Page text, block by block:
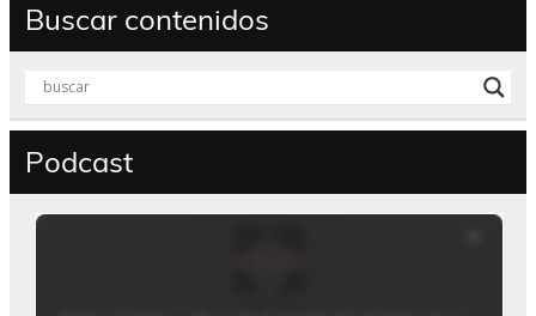
Buscar contenidos
Podcast